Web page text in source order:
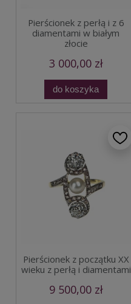
Pierścionek z perłą i z 6
diamentami w białym
złocie
3 000,00 zł
do koszyka
Pierścionek z początku XX
wieku z perłą i diamentami
9 500,00 zł